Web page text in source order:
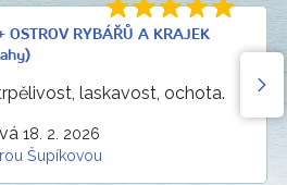
OSTROV RYBÁŘŮ A KRAJEK
laskavost, ochota.
18. 2. 2026
Šupíkovou